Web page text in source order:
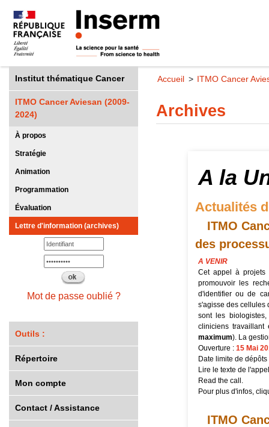
Institut thématique Cancer
ITMO Cancer Aviesan (2009-
2024)
À propos
Stratégie
Animation
Programmation
Évaluation
Lettre d'information (archives)
Mot de passe oublié ?
Outils :
Répertoire
Mon compte
Contact / Assistance
Accueil ITMO Cancer
Archives
A la
Actualités
ITMO
des
A VENIR
Cet appel à projets
promouvoir les
d'identifier ou de
s'agisse des cellules
sont les
cliniciens
maximum). La
Ouverture : 15 Mai
Date limite de
Lire le texte de
Read the call.
Pour plus d'infos,
ITMO